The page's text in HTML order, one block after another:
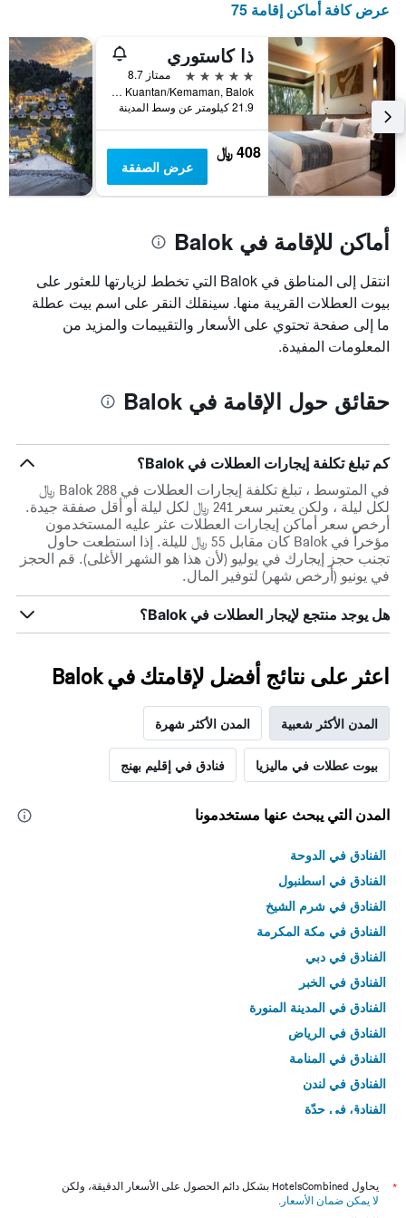
الذي
أيام
الأسبوع.
يتضمن
المخطط
التالي
1
محور
Y
الذي
سعر
غرفة
عرض كافة أماكن إقامة 75
ذا كاستوري
5 نجوم
ممتاز 8.7
Km 32.5 Jalan Kuantan/Kemaman, Balok, ماليزيا
21.9 كيلومتر عن وسط المدينة
408 ﷼
عرض الصفقة
أماكن للإقامة في Balok
انتقل إلى المناطق في Balok التي تخطط لزيارتها للعثور على
بيوت العطلات القريبة منها. سينقلك النقر على اسم بيت عطلة
ما إلى صفحة تحتوي على الأسعار والتقييمات والمزيد من
المعلومات المفيدة.
حقائق حول الإقامة في Balok
كم تبلغ تكلفة إيجارات العطلات في Balok؟
في المتوسط ، تبلغ تكلفة إيجارات العطلات في Balok 288 ﷼
لكل ليلة ، ولكن يعتبر سعر 241 ﷼ لكل ليلة أو أقل صفقة جيدة.
أرخص سعر أماكن إيجارات العطلات عثر عليه المستخدمون
مؤخراً في Balok كان مقابل 55 ﷼ لليلة. إذا استطعت حاول
تجنب حجز إيجارك في يوليو (لأن هذا هو الشهر الأغلى). قم الحجز
في يونيو (أرخص شهر) لتوفير المال.
هل يوجد منتجع لإيجار العطلات في Balok؟
اعثر على نتائج أفضل لإقامتك في Balok
المدن الأكثر شعبية المدن الأكثر شهرة
بيوت عطلات في ماليزيا فنادق في إقليم بهنج
المدن التي يبحث عنها مستخدمونا
الفنادق في الدوحة
الفنادق في اسطنبول
الفنادق في شرم الشيخ
الفنادق في مكة المكرمة
الفنادق في دبي
الفنادق في الخبر
الفنادق في المدينة المنورة
الفنادق في الرياض
الفنادق في المنامة
الفنادق في لندن
الفنادق في جدّة
*
يحاول HotelsCombined بشكل دائم الحصول على الأسعار الدقيقة، ولكن
لا يمكن ضمان الأسعار .